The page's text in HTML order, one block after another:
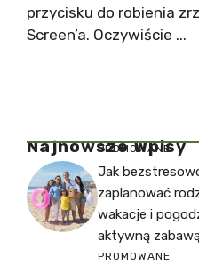
przycisku do robienia
Screen’a. Oczywiście ...
Najnowsze Wpisy
PROMOWANE
Jak
zaplanować
wakacje i
aktywną
PROMOWANE